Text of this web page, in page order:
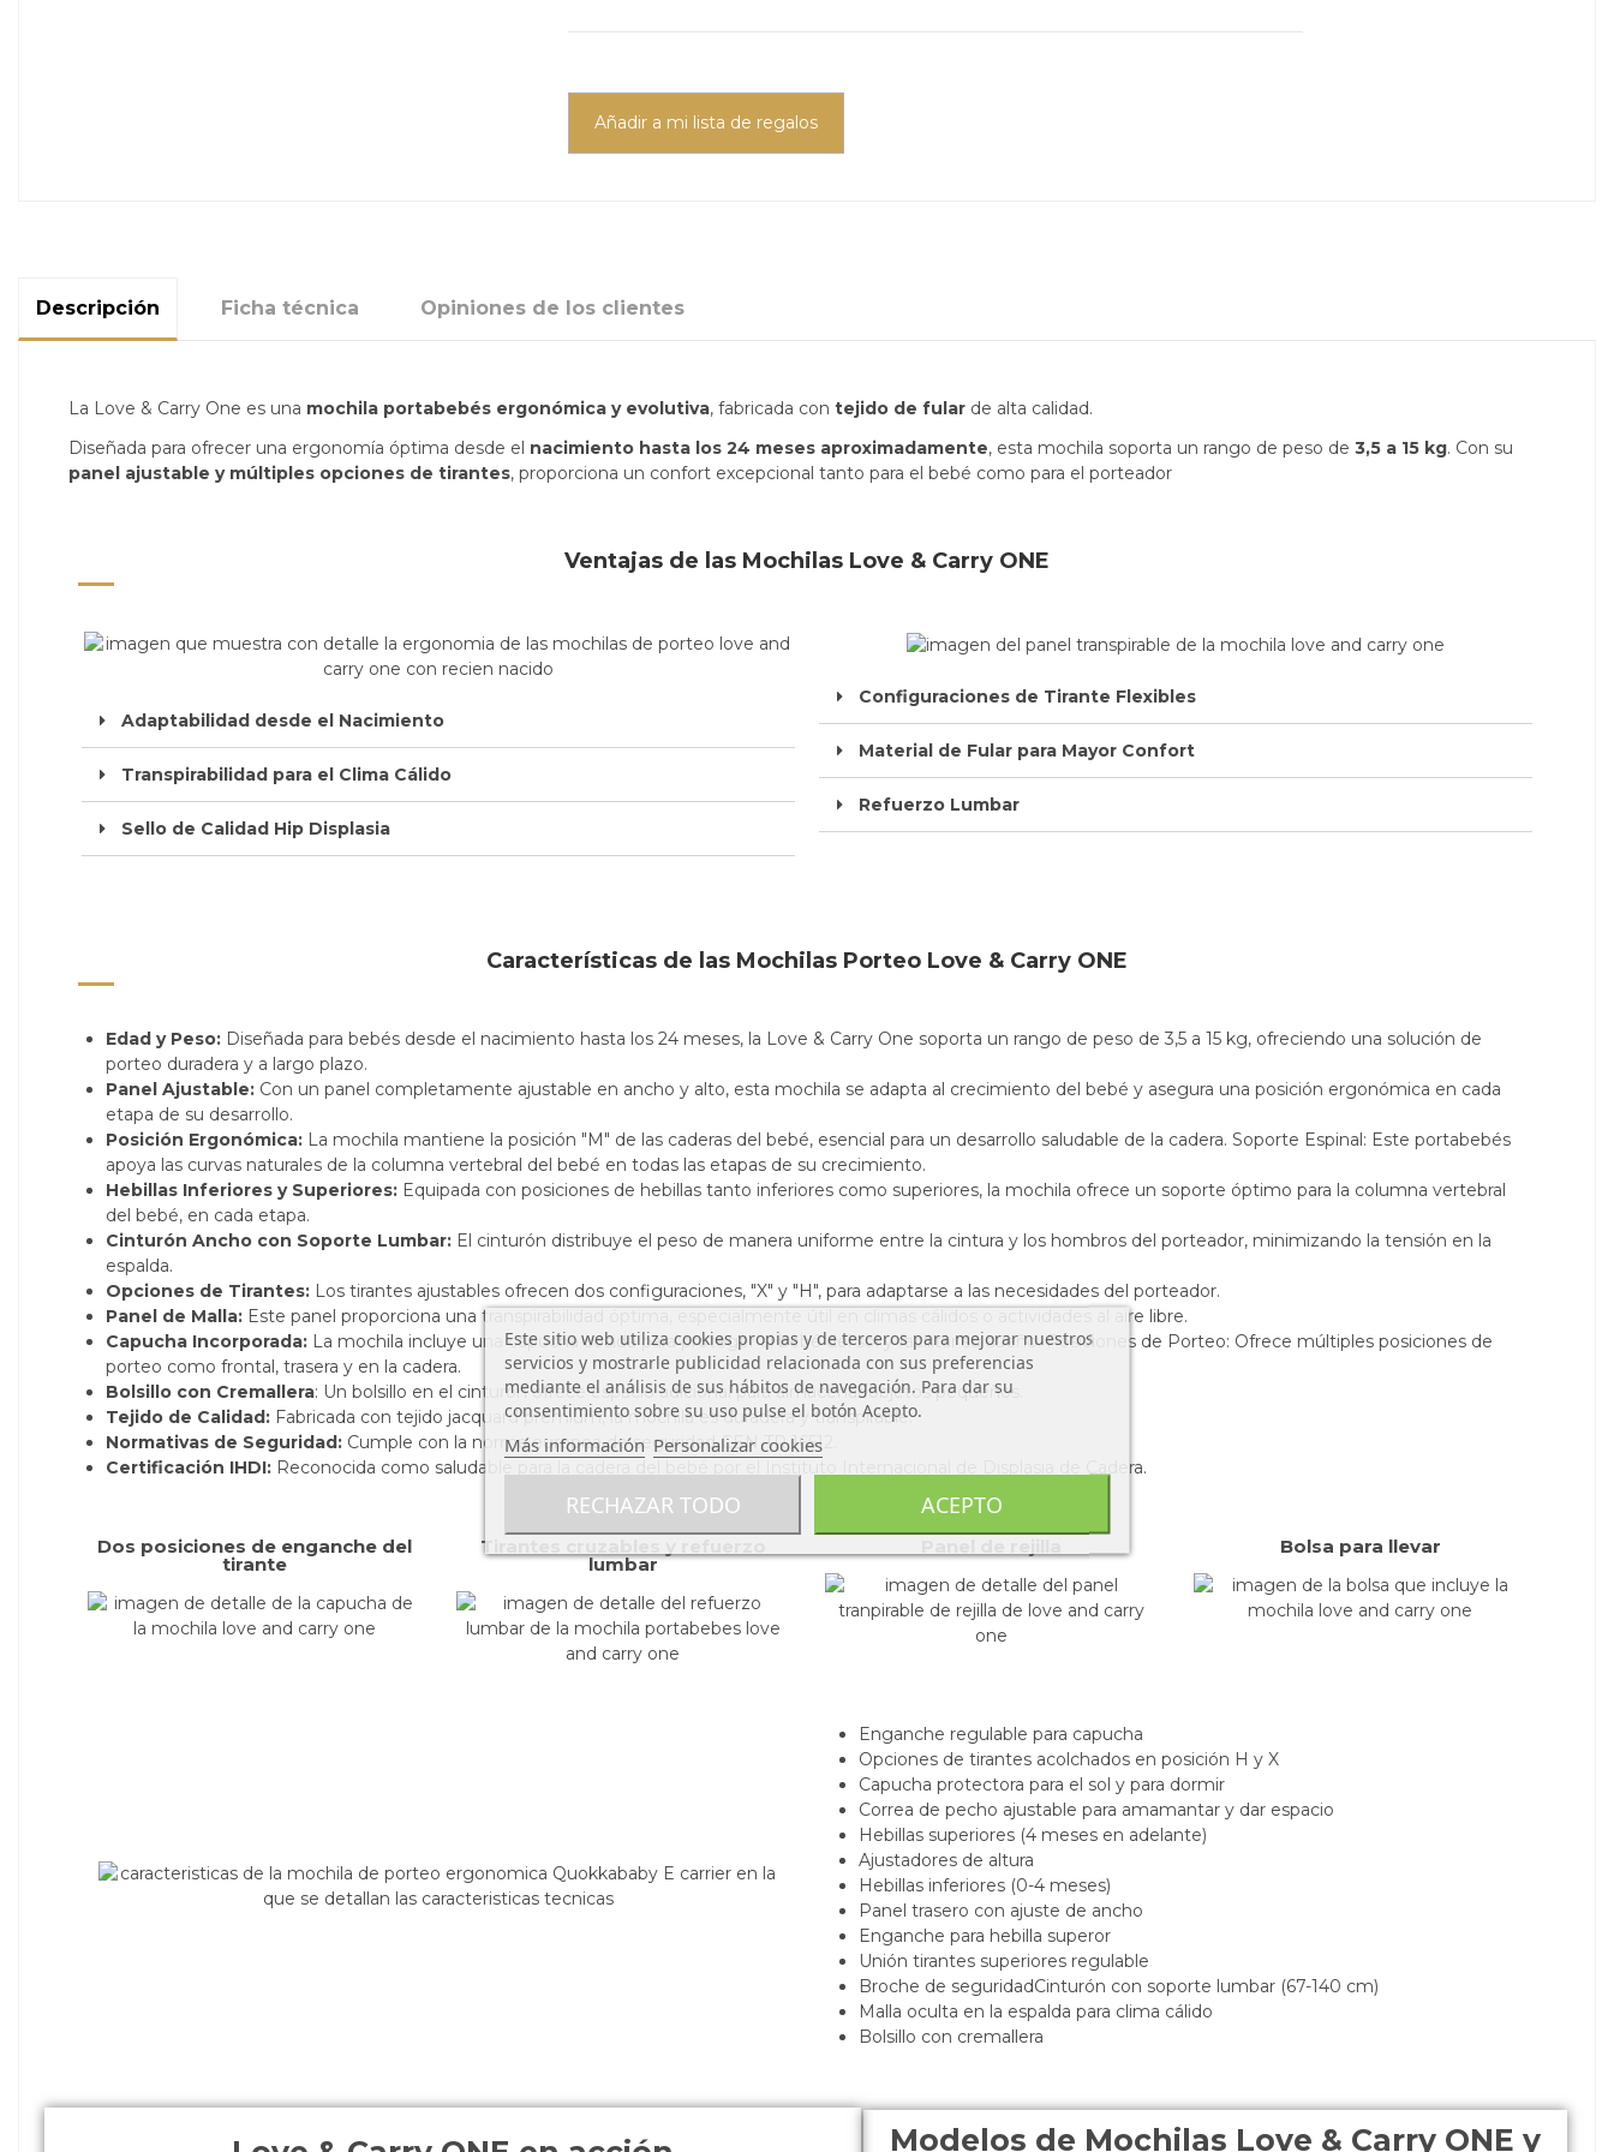
Añadir a mi lista de regalos
Descripción Ficha técnica Opiniones de los clientes
La Love & Carry One es una mochila portabebés ergonómica y evolutiva, fabricada con tejido de fular de alta calidad.
Diseñada para ofrecer una ergonomía óptima desde el nacimiento hasta los 24 meses aproximadamente, esta mochila soporta un rango de peso de 3,5 a 15 kg. Con su
panel ajustable y múltiples opciones de tirantes, proporciona un confort excepcional tanto para el bebé como para el porteador
Ventajas de las Mochilas Love & Carry ONE
Adaptabilidad desde el Nacimiento
Transpirabilidad para el Clima Cálido
Sello de Calidad Hip Displasia
Configuraciones de Tirante Flexibles
Material de Fular para Mayor Confort
Refuerzo Lumbar
Características de las Mochilas Porteo Love & Carry ONE
Edad y Peso: Diseñada para bebés desde el nacimiento hasta los 24 meses, la Love & Carry One soporta un rango de peso de 3,5 a 15 kg, ofreciendo una solución de
porteo duradera y a largo plazo.
Panel Ajustable: Con un panel completamente ajustable en ancho y alto, esta mochila se adapta al crecimiento del bebé y asegura una posición ergonómica en cada
etapa de su desarrollo.
Posición Ergonómica: La mochila mantiene la posición "M" de las caderas del bebé, esencial para un desarrollo saludable de la cadera. Soporte Espinal: Este portabebés
apoya las curvas naturales de la columna vertebral del bebé en todas las etapas de su crecimiento.
Hebillas Inferiores y Superiores: Equipada con posiciones de hebillas tanto inferiores como superiores, la mochila ofrece un soporte óptimo para la columna vertebral
del bebé, en cada etapa.
Cinturón Ancho con Soporte Lumbar: El cinturón distribuye el peso de manera uniforme entre la cintura y los hombros del porteador, minimizando la tensión en la
espalda.
Opciones de Tirantes: Los tirantes ajustables ofrecen dos configuraciones, "X" y "H", para adaptarse a las necesidades del porteador.
Panel de Malla: Este panel proporciona una transpirabilidad óptima, especialmente útil en climas cálidos o actividades al aire libre.
Capucha Incorporada: La mochila incluye una capucha cosida para proteger al bebé del sol y facilitar su sueño. Posiciones de Porteo: Ofrece múltiples posiciones de
porteo como frontal, trasera y en la cadera.
Bolsillo con Cremallera: Un bolsillo en el cinturón ofrece espacio adicional para almacenar objetos pequeños.
Tejido de Calidad: Fabricada con tejido jacquard premium, la mochila es duradera y transpirable.
Normativas de Seguridad: Cumple con la norma europea de seguridad CEN TR 16512.
Certificación IHDI: Reconocida como saludable para la cadera del bebé por el Instituto Internacional de Displasia de Cadera.
Dos posiciones de enganche del
tirante
Tirantes cruzables y refuerzo
lumbar
Bolsa para llevar
Enganche regulable para capucha
Opciones de tirantes acolchados en posición H y X
Capucha protectora para el sol y para dormir
Correa de pecho ajustable para amamantar y dar espacio
Hebillas superiores (4 meses en adelante)
Ajustadores de altura
Hebillas inferiores (0-4 meses)
Panel trasero con ajuste de ancho
Enganche para hebilla superor
Unión tirantes superiores regulable
Broche de seguridadCinturón con soporte lumbar (67-140 cm)
Malla oculta en la espalda para clima cálido
Bolsillo con cremallera
Modelos de Mochilas Love & Carry ONE y
Este sitio web utiliza cookies propias y de terceros para mejorar nuestros
servicios y mostrarle publicidad relacionada con sus preferencias
mediante el análisis de sus hábitos de navegación. Para dar su
consentimiento sobre su uso pulse el botón Acepto.
Más información Personalizar cookies
RECHAZAR TODO ACEPTO